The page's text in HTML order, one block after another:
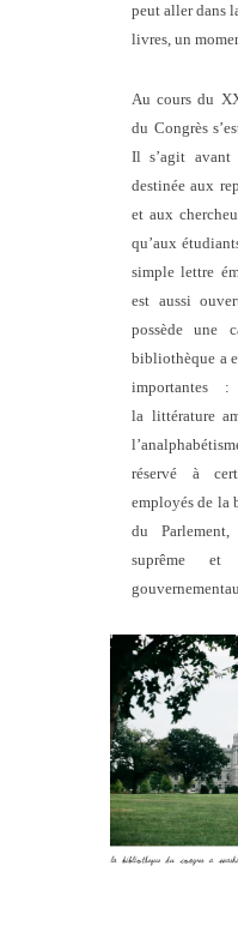
peut aller dans
livres, un
Au cours du
du Congrès
Il s’agit avant
destinée aux
et aux
qu’aux
simple lettre
est aussi
possède une
bibliothèque a
importantes
la littérature
réservé à
employés de la
du
suprême et